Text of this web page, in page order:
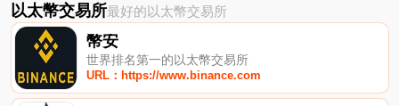
以太幣交易所最好的以太幣交易所
幣安
世界排名第一的以太幣交易所
URL：https://www.binance.com